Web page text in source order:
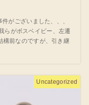
がございました、、、
らがボスベイビー、左遷
構前なのですが、引き継
Uncategorized